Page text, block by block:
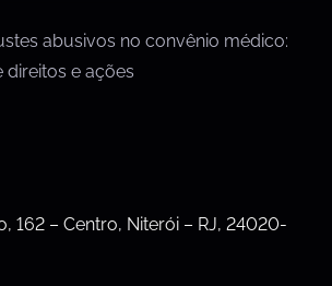
abusivos no convênio médico:
e ações
162 – Centro, Niterói – RJ, 24020-